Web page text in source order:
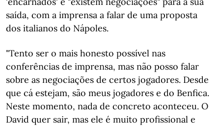
saída, com a imprensa a falar de uma proposta
dos italianos do Nápoles.
"Tento ser o mais honesto possível nas
conferências de imprensa, mas não posso falar
sobre as negociações de certos jogadores. Desde
que cá estejam, são meus jogadores e do Benfica.
Neste momento, nada de concreto aconteceu. O
David quer sair, mas ele é muito profissional e